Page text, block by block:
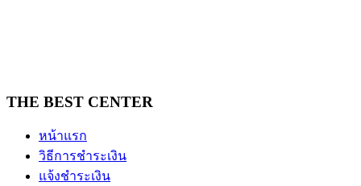
THE BEST CENTER
หน้าแรก
วิธีการชำระเงิน
แจ้งชำระเงิน